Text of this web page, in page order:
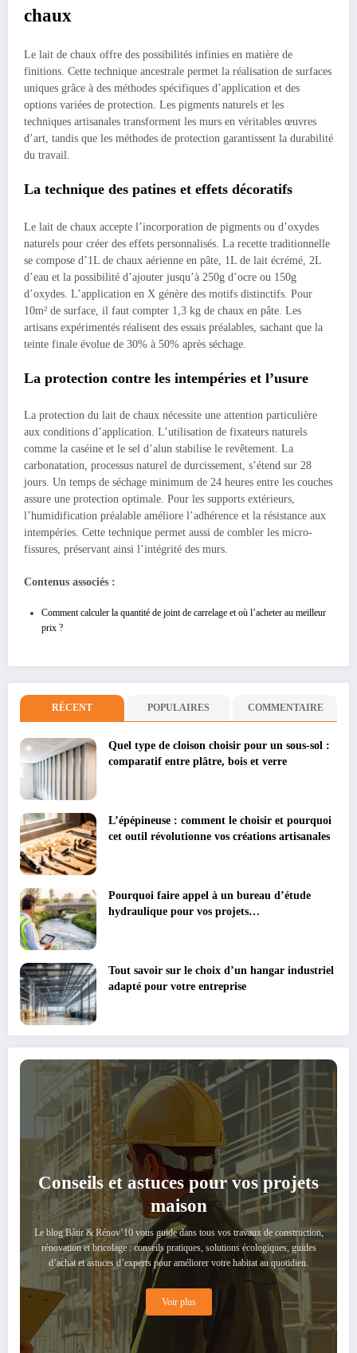
chaux
Le lait de chaux offre des possibilités infinies en matière de
finitions. Cette technique ancestrale permet la réalisation de surfaces
uniques grâce à des méthodes spécifiques d’application et des
options variées de protection. Les pigments naturels et les
techniques artisanales transforment les murs en véritables œuvres
d’art, tandis que les méthodes de protection garantissent la durabilité
du travail.
La technique des patines et effets décoratifs
Le lait de chaux accepte l’incorporation de pigments ou d’oxydes
naturels pour créer des effets personnalisés. La recette traditionnelle
se compose d’1L de chaux aérienne en pâte, 1L de lait écrémé, 2L
d’eau et la possibilité d’ajouter jusqu’à 250g d’ocre ou 150g
d’oxydes. L’application en X génère des motifs distinctifs. Pour
10m² de surface, il faut compter 1,3 kg de chaux en pâte. Les
artisans expérimentés réalisent des essais préalables, sachant que la
teinte finale évolue de 30% à 50% après séchage.
La protection contre les intempéries et l’usure
La protection du lait de chaux nécessite une attention particulière
aux conditions d’application. L’utilisation de fixateurs naturels
comme la caséine et le sel d’alun stabilise le revêtement. La
carbonatation, processus naturel de durcissement, s’étend sur 28
jours. Un temps de séchage minimum de 24 heures entre les couches
assure une protection optimale. Pour les supports extérieurs,
l’humidification préalable améliore l’adhérence et la résistance aux
intempéries. Cette technique permet aussi de combler les micro-
fissures, préservant ainsi l’intégrité des murs.
Contenus associés :
Comment calculer la quantité de joint de carrelage et où l’acheter au meilleur
prix ?
RÉCENT POPULAIRES COMMENTAIRE
Quel type de cloison choisir pour un sous-sol :
comparatif entre plâtre, bois et verre
L’épépineuse : comment le choisir et pourquoi
cet outil révolutionne vos créations artisanales
Pourquoi faire appel à un bureau d’étude
hydraulique pour vos projets
Tout savoir sur le choix d’un hangar industriel
adapté pour votre entreprise
Conseils et astuces pour vos projets
maison
Le blog Bâtir & Rénov’10 vous guide dans tous vos travaux de construction,
rénovation et bricolage : conseils pratiques, solutions écologiques, guides
d’achat et astuces d’experts pour améliorer votre habitat au quotidien.
Voir plus